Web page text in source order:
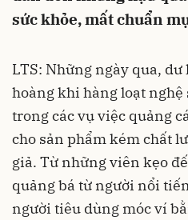
sức khỏe, mất chuẩn
LTS: Những ngày qua,
hoàng khi hàng loạt
trong các vụ việc quảng
cho sản phẩm kém chất
giả. Từ những viên kẹo
quảng bá từ người nổi
người tiêu dùng móc ví